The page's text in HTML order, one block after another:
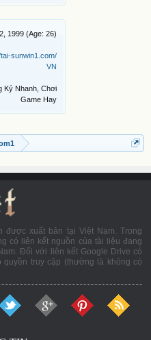
1999 (Age: 26)
sunwin1.com/
VN
Ký Nhanh, Chơi
Game Hay
xuất bản tại Việt Nam. Trong
có liên kết nguồn của tài liệu đang
Đối với liên kết Google Drive có
truy cập (thường là không có